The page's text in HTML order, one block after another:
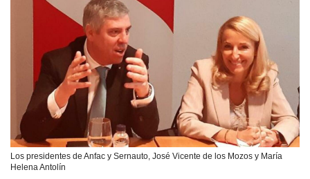
Los presidentes de Anfac y Sernauto, José Vicente de los Mozos y María
Helena Antolín